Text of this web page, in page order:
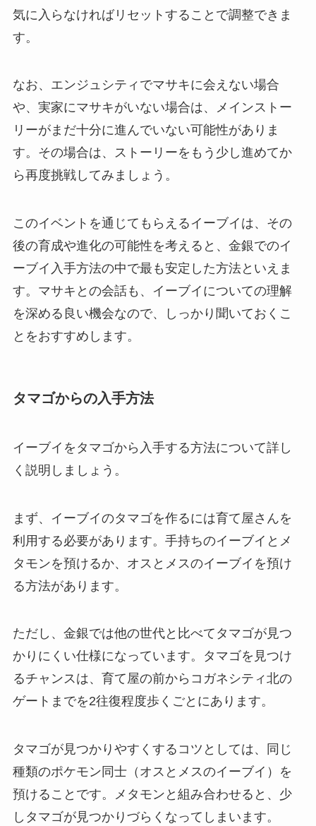
気に入らなければリセットすることで調整できま
す。
なお、エンジュシティでマサキに会えない場合
や、実家にマサキがいない場合は、メインストー
リーがまだ十分に進んでいない可能性がありま
す。その場合は、ストーリーをもう少し進めてか
ら再度挑戦してみましょう。
このイベントを通じてもらえるイーブイは、その
後の育成や進化の可能性を考えると、金銀でのイ
ーブイ入手方法の中で最も安定した方法といえま
す。マサキとの会話も、イーブイについての理解
を深める良い機会なので、しっかり聞いておくこ
とをおすすめします。
タマゴからの入手方法
イーブイをタマゴから入手する方法について詳し
く説明しましょう。
まず、イーブイのタマゴを作るには育て屋さんを
利用する必要があります。手持ちのイーブイとメ
タモンを預けるか、オスとメスのイーブイを預け
る方法があります。
ただし、金銀では他の世代と比べてタマゴが見つ
かりにくい仕様になっています。タマゴを見つけ
るチャンスは、育て屋の前からコガネシティ北の
ゲートまでを2往復程度歩くごとにあります。
タマゴが見つかりやすくするコツとしては、同じ
種類のポケモン同士（オスとメスのイーブイ）を
預けることです。メタモンと組み合わせると、少
しタマゴが見つかりづらくなってしまいます。